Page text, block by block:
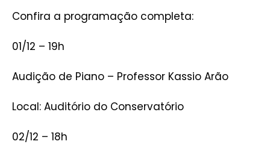
Confira a programação completa:
01/12 – 19h
Audição de Piano – Professor Kassio Arão
Local: Auditório do Conservatório
02/12 – 18h